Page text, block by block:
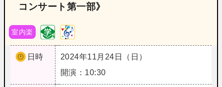
コンサート第一部》
室内楽
日時
2024年11月24日（日）
開演：10:30